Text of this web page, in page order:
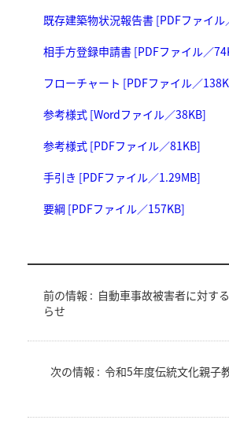
既存建築物状況報告書 [PDFファイル
相手方登録申請書 [PDFファイル／
フローチャート [PDFファイル／
参考様式 [Wordファイル／38KB]
参考様式 [PDFファイル／81KB]
手引き [PDFファイル／1.29MB]
要綱 [PDFファイル／157KB]
前の情報 : 自動車事故被害者に対す
らせ
次の情報 : 令和5年度伝統文化親子